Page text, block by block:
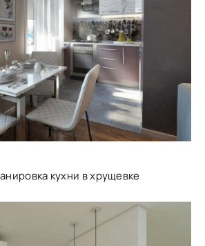
кухни в хрущевке